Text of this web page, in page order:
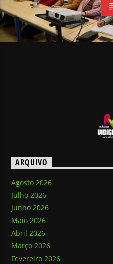
ARQUIVO
Agosto 2026
Julho 2026
Junho 2026
Maio 2026
Abril 2026
Março 2026
Fevereiro 2026